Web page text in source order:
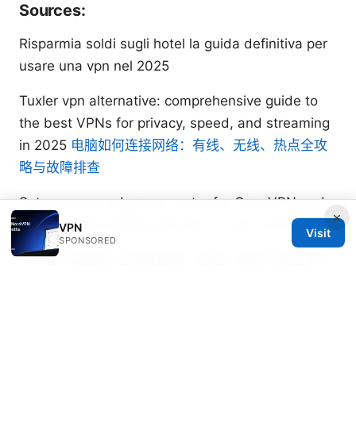
Sources:
Risparmia soldi sugli hotel la guida definitiva per
usare una vpn nel 2025
Tuxler vpn alternative: comprehensive guide to
the best VPNs for privacy, speed, and streaming
in 2025 电脑如何连接网络：有线、无线、热点全攻
略与故障排查
Setup vpn on edgemax router for OpenVPN and
IPsec remote access and site-to-site connections
Vpn客户端源码 全流程指南：搭建、解析与安全审计
×
VPN
SPONSORED
Visit